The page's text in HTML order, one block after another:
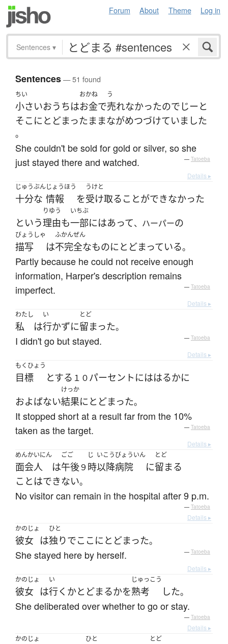
Forum About Theme Log in
Sentences ▾
Sentences— 51 found
ちい
小さいおうちは
おかね
お金で
う
売れなかったので じーと
そこ にとどまったままながめつづけていました
。
She couldn't be sold for gold or silver, so she
just stayed there and watched.
— Tatoeba
Details ▸
じゅうぶん
十分な
じょうほう
情報 を
うけと
受け取る ことができなかった
という
りゆう
理由も
いちぶ
一部にはあって、ハーパーの
びょうしゃ
描写 は
ふかんぜん
不完全なものにとどまっている。
Partly because he could not receive enough
information, Harper's description remains
imperfect.
— Tatoeba
Details ▸
わたし
私 は
い
行かずに
とど
留まった。
I didn't go but stayed. — Tatoeba
Details ▸
もくひょう
目標 とする １０パーセント にははるかに
およばない
けっか
結果にとどまった。
It stopped short at a result far from the 10%
taken as the target.
— Tatoeba
Details ▸
めんかいにん
面会人 は
ごご
午後９
じ
時
いこう
以降
びょういん
病院 に
とど
留まる
ことはできない。
No visitor can remain in the hospital after 9 p.m.
— Tatoeba
Details ▸
かのじょ
彼女 は
ひと
独りでここ にとどまった。
She stayed here by herself. — Tatoeba
Details ▸
かのじょ
彼女 は
い
行く かとどまるかを
じゅっこう
熟考 した。
She deliberated over whether to go or stay.
— Tatoeba
Details ▸
かのじょ
ひと とど